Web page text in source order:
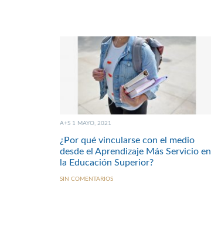
A+S 1 MAYO, 2021
¿Por qué vincularse con el medio
desde el Aprendizaje Más Servicio en
la Educación Superior?
SIN COMENTARIOS